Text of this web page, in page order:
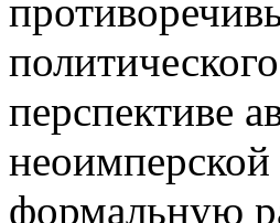
перспективе
формальную